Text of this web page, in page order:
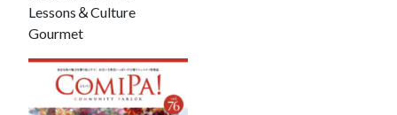
Lessons＆Culture
Gourmet